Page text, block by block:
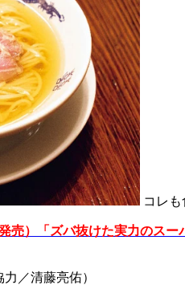
コレ
売）「ズバ抜けた実力のス
／清藤亮佑）